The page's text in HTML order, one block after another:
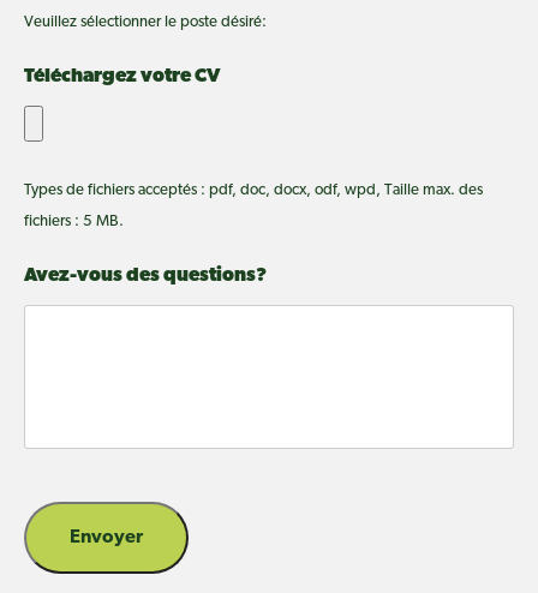
Veuillez sélectionner le poste désiré:
Téléchargez votre CV
Types de fichiers acceptés : pdf, doc, docx, odf, wpd, Taille max. des
fichiers : 5 MB.
Avez-vous des questions?
Envoyer